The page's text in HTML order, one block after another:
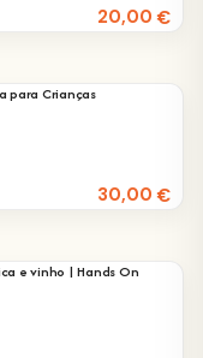
20,00€
para Crianças
30,00€
e vinho | Hands On